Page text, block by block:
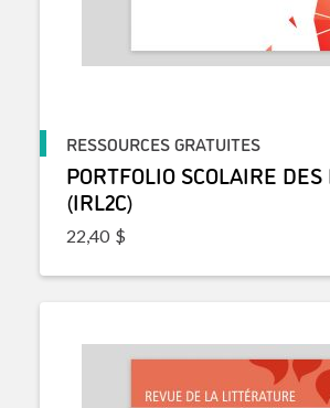
RESSOURCES GRATUITES
PORTFOLIO SCOLAIRE
(IRL2C)
22,40 $